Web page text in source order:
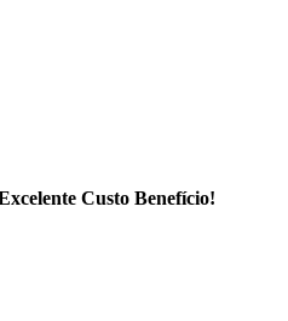
Custo Benefício!